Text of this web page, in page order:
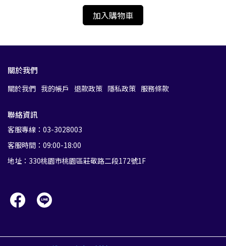
加入購物車
關於我們
關於我們 我的帳戶 退款政策 隱私政策 服務條款
聯絡資訊
客服專線：03-3028003
客服時間：09:00-18:00
地址：330桃園市桃園區莊敬路二段172號1F